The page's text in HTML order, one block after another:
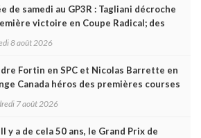
de samedi au GP3R : Tagliani décroche
victoire en Coupe Radical; des
8 août 2026
Fortin en SPC et Nicolas Barrette en
Canada héros des premières courses
7 août 2026
y a de cela 50 ans, le Grand Prix de